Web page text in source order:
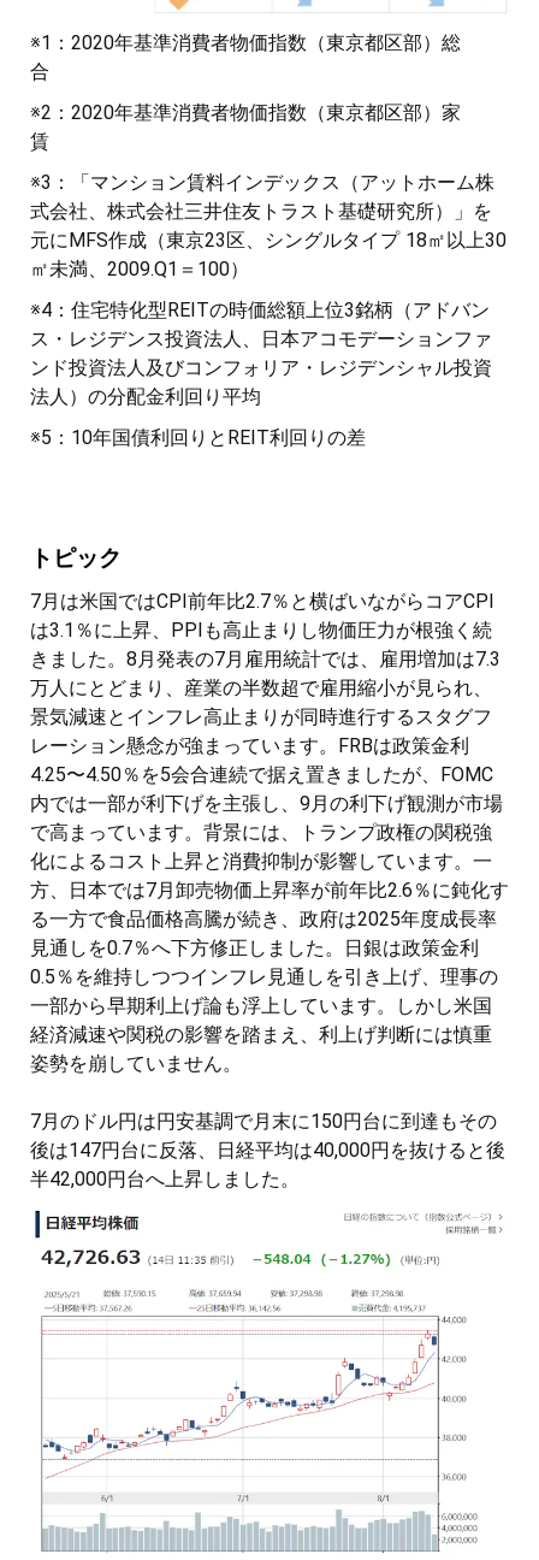
※1：2020年基準消費者物価指数（東京都区部）総
合
※2：2020年基準消費者物価指数（東京都区部）家
賃
※3：「マンション賃料インデックス（アットホーム株
式会社、株式会社三井住友トラスト基礎研究所）」を
元にMFS作成（東京23区、シングルタイプ 18㎡以上30
㎡未満、2009.Q1＝100）
※4：住宅特化型REITの時価総額上位3銘柄（アドバン
ス・レジデンス投資法人、日本アコモデーションファ
ンド投資法人及びコンフォリア・レジデンシャル投資
法人）の分配金利回り平均
※5：10年国債利回りとREIT利回りの差
トピック
7月は米国ではCPI前年比2.7％と横ばいながらコアCPI
は3.1％に上昇、PPIも高止まりし物価圧力が根強く続
きました。8月発表の7月雇用統計では、雇用増加は7.3
万人にとどまり、産業の半数超で雇用縮小が見られ、
景気減速とインフレ高止まりが同時進行するスタグフ
レーション懸念が強まっています。FRBは政策金利
4.25〜4.50％を5会合連続で据え置きましたが、FOMC
内では一部が利下げを主張し、9月の利下げ観測が市場
で高まっています。背景には、トランプ政権の関税強
化によるコスト上昇と消費抑制が影響しています。一
方、日本では7月卸売物価上昇率が前年比2.6％に鈍化す
る一方で食品価格高騰が続き、政府は2025年度成長率
見通しを0.7％へ下方修正しました。日銀は政策金利
0.5％を維持しつつインフレ見通しを引き上げ、理事の
一部から早期利上げ論も浮上しています。しかし米国
経済減速や関税の影響を踏まえ、利上げ判断には慎重
姿勢を崩していません。
7月のドル円は円安基調で月末に150円台に到達もその
後は147円台に反落、日経平均は40,000円を抜けると後
半42,000円台へ上昇しました。